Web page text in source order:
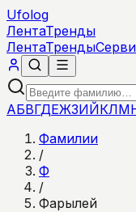
Ufolog
ЛентаТренды
ЛентаТренды
АБВГДЕЖЗИЙКЛМ
Фамилии
/
Ф
/
Фарылей